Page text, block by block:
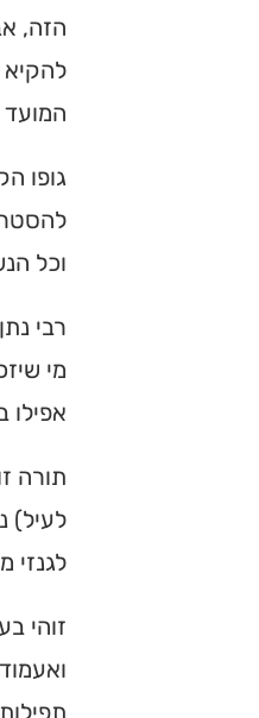
הזה,
גופו
וכל
רבי
מי
אפילו
תורה
לעיל)
לגנזי
זוהי
מחפשים
מוסד
הכירו את
תורה, כתובות